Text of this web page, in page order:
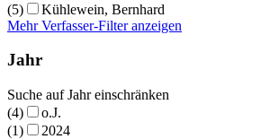
(5)
Kühlewein, Bernhard
Mehr Verfasser-Filter anzeigen
Jahr
Suche auf Jahr einschränken
(4)
o.J.
(1)
2024